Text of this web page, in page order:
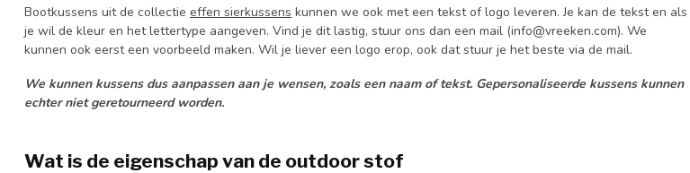
Bootkussens uit de collectie effen sierkussens kunnen we ook met een tekst of logo leveren. Je kan de tekst en als
je wil de kleur en het lettertype aangeven. Vind je dit lastig, stuur ons dan een mail (info@vreeken.com). We
kunnen ook eerst een voorbeeld maken. Wil je liever een logo erop, ook dat stuur je het beste via de mail.
We kunnen kussens dus aanpassen aan je wensen, zoals een naam of tekst. Gepersonaliseerde kussens kunnen
echter niet geretourneerd worden.
Wat is de eigenschap van de outdoor stof